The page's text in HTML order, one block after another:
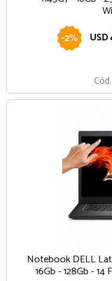
-2% USD
Cód.
Notebook DELL
16Gb - 128Gb -